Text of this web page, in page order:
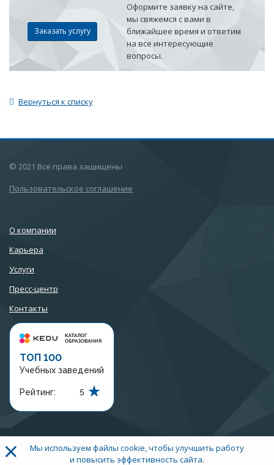
Заказать услугу
Оформите заявку на сайте,
мы свяжемся с вами в
ближайшее время и ответим
на все интересующие
вопросы.
Вернуться к списку
© 2021 Все права защищены
Пользовательское соглашение
О компании
Карьера
Услуги
Пресс-центр
Контакты
ТОП 100
Учебных заведений
Рейтинг: 5
+7 (3452) 56-97-07
×
Мы используем файлы cookie, чтобы улучшить работу
и повысить эффективность сайта.